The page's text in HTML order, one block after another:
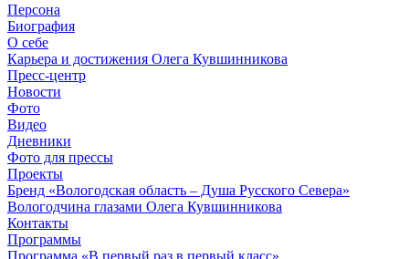
Персона
Биография
О себе
Карьера и достижения Олега Кувшинникова
Пресс-центр
Новости
Фото
Видео
Дневники
Фото для прессы
Проекты
Бренд «Вологодская область – Душа Русского Севера»
Вологодчина глазами Олега Кувшинникова
Контакты
Программы
Программа «В первый раз в первый класс»